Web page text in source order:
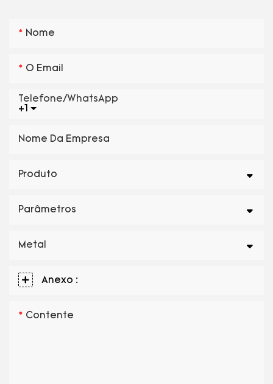
Nome
O Email
+1
Telefone/WhatsApp
Nome Da Empresa
Produto
Parâmetros
Metal
Anexo :
Contente